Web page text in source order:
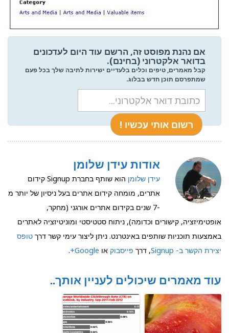
אם נהנת מפוסט זה, הרשם עוד היום לעדכונים
בדואר אלקטרוני (בחינם).
קבל מאמרים, טיפים וכלים בלעדיים ישירות לתיבה שלך בכל פעם
שמתפרסם תוכן חדש בבלוג.
אודות עידן שלומן
עידן שלומן
הוא שותף בחברת Signup קידום
אתרים, מומחה קידום אתרים בעל ניסיון של יותר מ
-7 שנים בקידום אתרים אורגני (מחקר,
אופטימיזציה, קישורים וכדומה), ניתוח סטטיסטי ומוניטיזציה לאתרים
באמצעות תוכניות שותפים באינטרנט. ניתן ליצור עימי קשר דרך טופס
יצירת הקשר ב- Signup
, דרך פייסבוק או Google+
.
עוד מאמרים שיכולים לעניין אותך..